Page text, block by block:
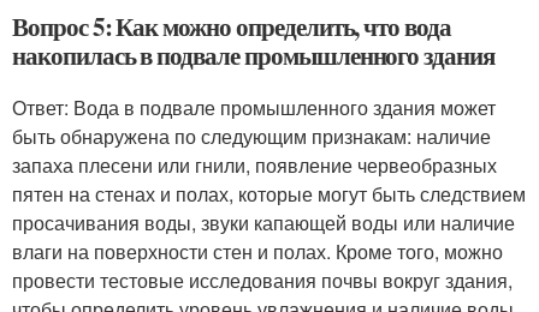
Вопрос 5: Как можно определить, что вода
накопилась в подвале промышленного здания
Ответ: Вода в подвале промышленного здания может
быть обнаружена по следующим признакам: наличие
запаха плесени или гнили, появление червеобразных
пятен на стенах и полах, которые могут быть следствием
просачивания воды, звуки капающей воды или наличие
влаги на поверхности стен и полах. Кроме того, можно
провести тестовые исследования почвы вокруг здания,